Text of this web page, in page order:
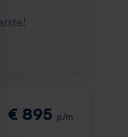
€ 895 p/m